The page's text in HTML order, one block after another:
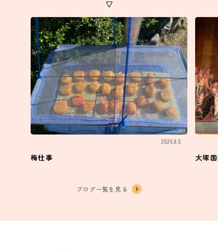
2026.8.5
梅仕事 大塚
ブログ一覧を見る